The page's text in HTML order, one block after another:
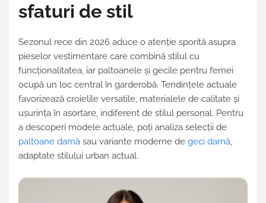
sfaturi de stil
Sezonul rece din 2026 aduce o atenție sporită asupra
pieselor vestimentare care combină stilul cu
funcționalitatea, iar paltoanele și gecile pentru femei
ocupă un loc central în garderobă. Tendințele actuale
favorizează croielile versatile, materialele de calitate și
ușurința în asortare, indiferent de stilul personal. Pentru
a descoperi modele actuale, poți analiza selecții de
paltoane damă sau variante moderne de geci damă,
adaptate stilului urban actual.